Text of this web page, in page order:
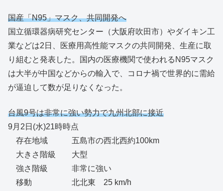
国産「N95」マスク、共同開発へ
国立循環器病研究センター（大阪府吹田市）やダイキン工
業などは2日、医療用高性能マスクの共同開発、生産に取
り組むと発表した。国内の医療機関で使われるN95マスク
は大半が中国などからの輸入で、コロナ禍で世界的に需給
が逼迫して数が足りなくなった。
台風9号は非常に強い勢力で九州北部に接近
9月2日(水)21時時点
存在地域 五島市の西北西約100km
大きさ階級 大型
強さ階級 非常に強い
移動 北北東 25 km/h